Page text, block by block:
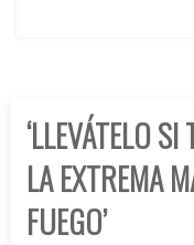
‘LLEVÁTELO
LA EXTREMA
FUEGO’